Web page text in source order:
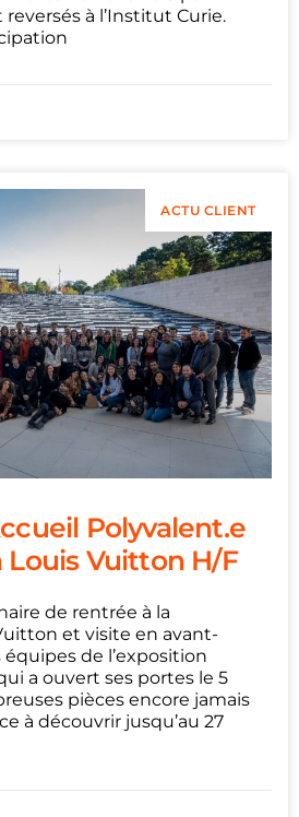
à l’Institut Curie.
ACTU CLIENT
Polyvalent.e
Louis Vuitton H/F
de rentrée à la
et visite en avant-
de l’exposition
a ouvert ses portes le 5
pièces encore jamais
à découvrir jusqu’au 27